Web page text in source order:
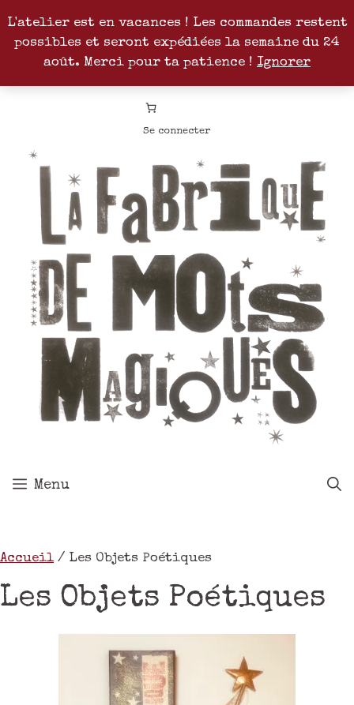
L'atelier est en vacances ! Les commandes restent
possibles et seront expédiées la semaine du 24
août. Merci pour ta patience ! Ignorer
InstagramPinterest Patreon
Se connecter
Menu
Accueil/ Les Objets Poétiques
Les Objets Poétiques